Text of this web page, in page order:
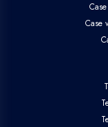
Case